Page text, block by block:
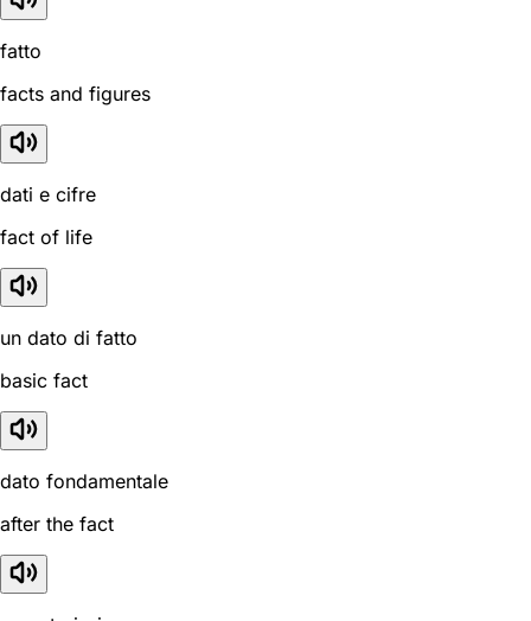
fatto
facts and figures
dati e cifre
fact of life
un dato di fatto
basic fact
dato fondamentale
after the fact